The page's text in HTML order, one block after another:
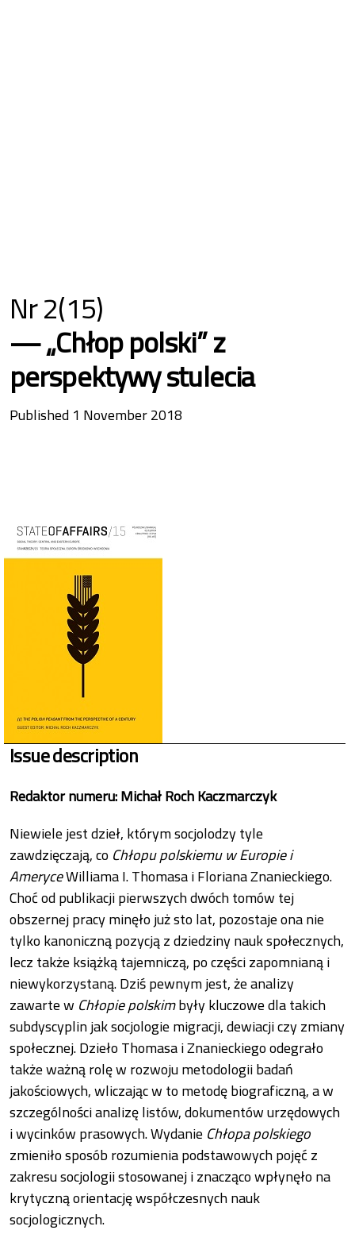
Nr 2(15)
„Chłop polski” z
perspektywy stulecia
Published 1 November 2018
Issue description
Redaktor numeru: Michał Roch Kaczmarczyk
Niewiele jest dzieł, którym socjolodzy tyle
zawdzięczają, co Chłopu polskiemu w Europie i
AmeryceWilliama I. Thomasa i Floriana Znanieckiego.
Choć od publikacji pierwszych dwóch tomów tej
obszernej pracy minęło już sto lat, pozostaje ona nie
tylko kanoniczną pozycją z dziedziny nauk społecznych,
lecz także książką tajemniczą, po części zapomnianą i
niewykorzystaną. Dziś pewnym jest, że analizy
zawarte w Chłopie polskimbyły kluczowe dla takich
subdyscyplin jak socjologie migracji, dewiacji czy zmiany
społecznej. Dzieło Thomasa i Znanieckiego odegrało
także ważną rolę w rozwoju metodologii badań
jakościowych, wliczając w to metodę biograficzną, a w
szczególności analizę listów, dokumentów urzędowych
i wycinków prasowych. WydanieChłopa polskiego
zmieniło sposób rozumienia podstawowych pojęć z
zakresu socjologii stosowanej i znacząco wpłynęło na
krytyczną orientację współczesnych nauk
socjologicznych.